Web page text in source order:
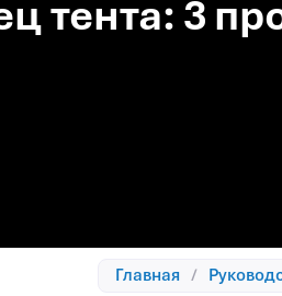
тента: 3
Главная /